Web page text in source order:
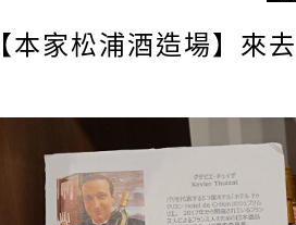
【本家松浦酒造場】來